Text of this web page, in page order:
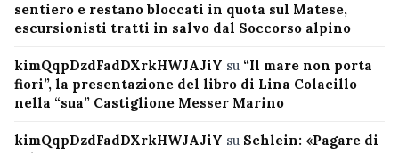
sentiero e restano bloccati in quota sul Matese,
escursionisti tratti in salvo dal Soccorso alpino
kimQqpDzdFadDXrkHWJAJiY su “Il mare non porta
fiori”, la presentazione del libro di Lina Colacillo
nella “sua” Castiglione Messer Marino
kimQqpDzdFadDXrkHWJAJiY su Schlein: «Pagare di